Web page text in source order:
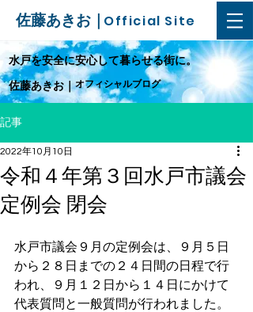
Official Site
佐藤あきお｜
​水戸を安全に安心して暮らせる街に。
佐藤あきお｜オフィシャルブログ
記事
令和４年第３回水戸市議会
定例会 閉会
2022年10月10日
水戸市議会９月の定例会は、９月５日
から２８日までの２４日間の日程で行
われ、９月１２日から１４日にかけて
代表質問と一般質問が行われました。